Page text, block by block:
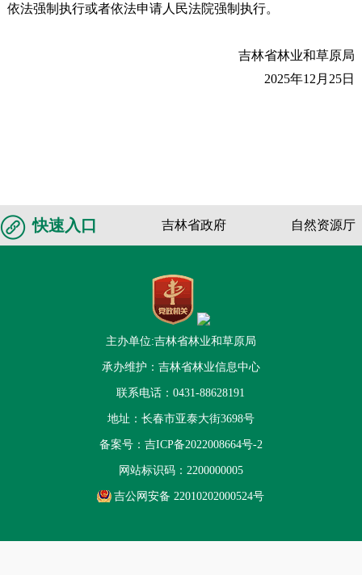
依法强制执行或者依法申请人民法院强制执行。
吉林省林业和草原局
2025年12月25日
快速入口 吉林省政府 自然资源厅
主办单位:吉林省林业和草原局
承办维护：吉林省林业信息中心
联系电话：0431-88628191
地址：长春市亚泰大街3698号
备案号： 吉ICP备2022008664号-2
网站标识码：2200000005
吉公网安备 22010202000524号